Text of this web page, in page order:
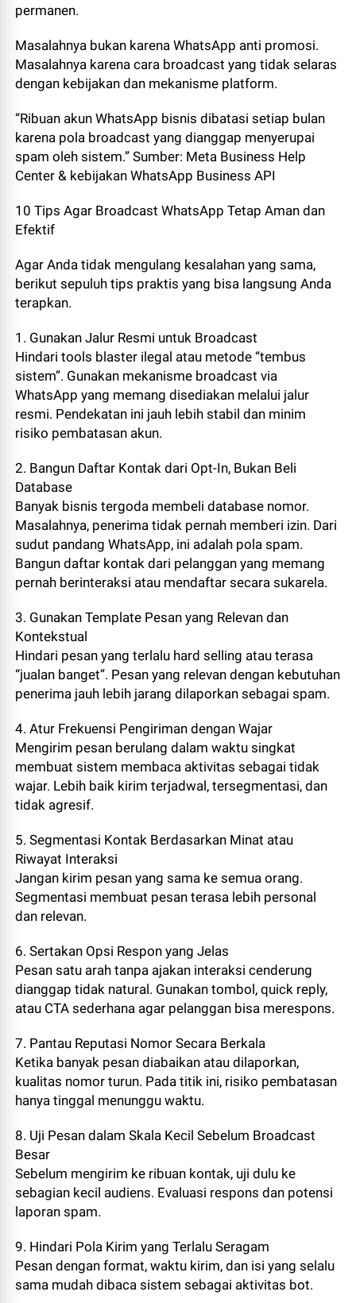
permanen.
Masalahnya bukan karena WhatsApp anti promosi.
Masalahnya karena cara broadcast yang tidak selaras
dengan kebijakan dan mekanisme platform.
“Ribuan akun WhatsApp bisnis dibatasi setiap bulan
karena pola broadcast yang dianggap menyerupai
spam oleh sistem.” Sumber: Meta Business Help
Center & kebijakan WhatsApp Business API
10 Tips Agar Broadcast WhatsApp Tetap Aman dan
Efektif
Agar Anda tidak mengulang kesalahan yang sama,
berikut sepuluh tips praktis yang bisa langsung Anda
terapkan.
1. Gunakan Jalur Resmi untuk Broadcast
Hindari tools blaster ilegal atau metode “tembus
sistem”. Gunakan mekanisme broadcast via
WhatsApp yang memang disediakan melalui jalur
resmi. Pendekatan ini jauh lebih stabil dan minim
risiko pembatasan akun.
2. Bangun Daftar Kontak dari Opt-In, Bukan Beli
Database
Banyak bisnis tergoda membeli database nomor.
Masalahnya, penerima tidak pernah memberi izin. Dari
sudut pandang WhatsApp, ini adalah pola spam.
Bangun daftar kontak dari pelanggan yang memang
pernah berinteraksi atau mendaftar secara sukarela.
3. Gunakan Template Pesan yang Relevan dan
Kontekstual
Hindari pesan yang terlalu hard selling atau terasa
“jualan banget”. Pesan yang relevan dengan kebutuhan
penerima jauh lebih jarang dilaporkan sebagai spam.
4. Atur Frekuensi Pengiriman dengan Wajar
Mengirim pesan berulang dalam waktu singkat
membuat sistem membaca aktivitas sebagai tidak
wajar. Lebih baik kirim terjadwal, tersegmentasi, dan
tidak agresif.
5. Segmentasi Kontak Berdasarkan Minat atau
Riwayat Interaksi
Jangan kirim pesan yang sama ke semua orang.
Segmentasi membuat pesan terasa lebih personal
dan relevan.
6. Sertakan Opsi Respon yang Jelas
Pesan satu arah tanpa ajakan interaksi cenderung
dianggap tidak natural. Gunakan tombol, quick reply,
atau CTA sederhana agar pelanggan bisa merespons.
7. Pantau Reputasi Nomor Secara Berkala
Ketika banyak pesan diabaikan atau dilaporkan,
kualitas nomor turun. Pada titik ini, risiko pembatasan
hanya tinggal menunggu waktu.
8. Uji Pesan dalam Skala Kecil Sebelum Broadcast
Besar
Sebelum mengirim ke ribuan kontak, uji dulu ke
sebagian kecil audiens. Evaluasi respons dan potensi
laporan spam.
9. Hindari Pola Kirim yang Terlalu Seragam
Pesan dengan format, waktu kirim, dan isi yang selalu
sama mudah dibaca sistem sebagai aktivitas bot.